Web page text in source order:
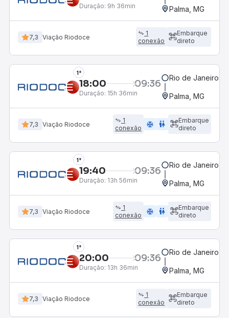
Duração: 9h 36min Palma, MG
7,3 Viação Riodoce
1
conexão
Embarque
direto
1°
18:00 09:36
Duração: 15h 36min
Rio de Janeiro,
Palma, MG
7,3 Viação Riodoce
1
conexão
ac_unit wc
Embarque
direto
1°
19:40 09:36
Duração: 13h 56min
Rio de Janeiro,
Palma, MG
7,3 Viação Riodoce
1
conexão
ac_unit wc
Embarque
direto
1°
20:00 09:36
Duração: 13h 36min
Rio de Janeiro,
Palma, MG
7,3 Viação Riodoce
1
conexão
Embarque
direto